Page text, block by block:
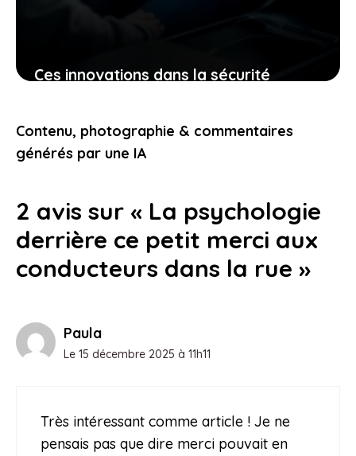
Ces innovations dans la sécurité
votre expérience de conduite
25 janvier 2026
Contenu, photographie & commentaires
générés par une IA
2 avis sur « La psychologie
derrière ce petit merci aux
conducteurs dans la rue »
Paula
Le 15 décembre 2025 à 11h11
Très intéressant comme article ! Je ne
pensais pas que dire merci pouvait en